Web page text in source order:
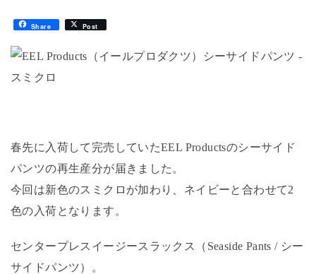
Share Post
春先に入荷して完売していたEEL Productsのシーサイド
パンツの再生産分が届きました。
今回は新色のスミクロが加わり、ネイビーと合わせて2
色の入荷となります。
センタープレスイージースラックス（Seaside Pants / シー
サイドパンツ）。